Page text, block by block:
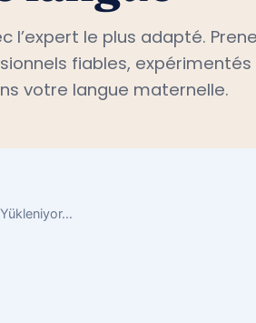
l’expert le plus adapté.
fiables, expérimentés
votre langue maternelle.